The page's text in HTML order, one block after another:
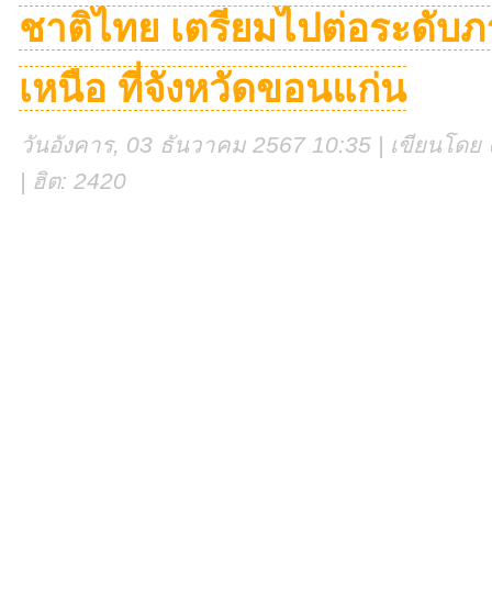
ชาติไทย เตรียมไปต่อระดับ
เหนือ ที่จังหวัดขอนแก่น
วันอังคาร, 03 ธันวาคม 2567 10:35 | เขียนโด
| ฮิต: 2420